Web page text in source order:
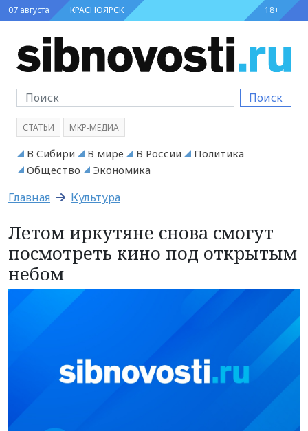
07 августа КРАСНОЯРСК 18+
Поиск
СТАТЬИ МКР-МЕДИА
В Сибири В мире В России
Политика
Общество
Экономика
Главная Культура
Летом иркутяне снова смогут
посмотреть кино под открытым
небом